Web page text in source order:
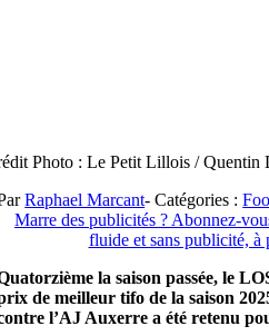
Photo : Le Petit Lillois / Quentin
Raphael Marcant- Catégories :
Marre des publicités ? Abonnez-
fluide et sans publicité, à
la saison passée, le
de meilleur tifo de la saison
l’AJ Auxerre a été retenu